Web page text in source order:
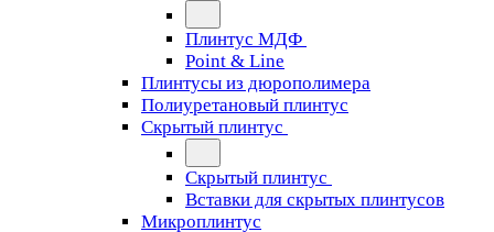
Плинтус МДФ
Point & Line
Плинтусы из дюрополимера
Полиуретановый плинтус
Скрытый плинтус
Скрытый плинтус
Вставки для скрытых плинтусов
Микроплинтус